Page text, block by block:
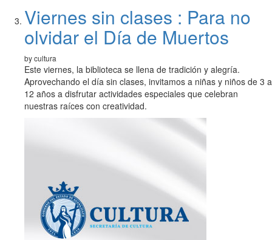
Viernes sin clases : Para no
olvidar el Día de Muertos
by cultura
Este viernes, la biblioteca se llena de tradición y alegría.
Aprovechando el día sin clases, invitamos a niñas y niños de 3 a
12 años a disfrutar actividades especiales que celebran
nuestras raíces con creatividad.